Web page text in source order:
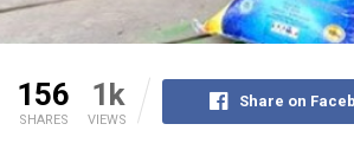
156
SHARES
1k
VIEWS
Share on